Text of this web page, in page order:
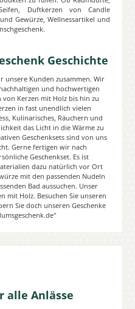
Duftkerzen von Candle
Gewürze, Wellnessartikel und
Geschichte
unsere Kunden zusammen. Wir
und hochwertigen
Kerzen mit Holz bis hin zu
in fast unendlich vielen
Kulinarisches, Räuchern und
das Licht in die Wärme zu
Geschenksets sind von uns
Gerne fertigen wir nach
Geschenkset. Es ist
dazu natürlich vor Ort
mit den passenden Nudeln
Bad aussuchen. Unser
mit Holz. Besuchen Sie unseren
Sie doch unseren Geschenke
alle Anlässe